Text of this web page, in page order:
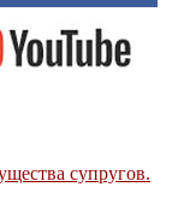
супругов.